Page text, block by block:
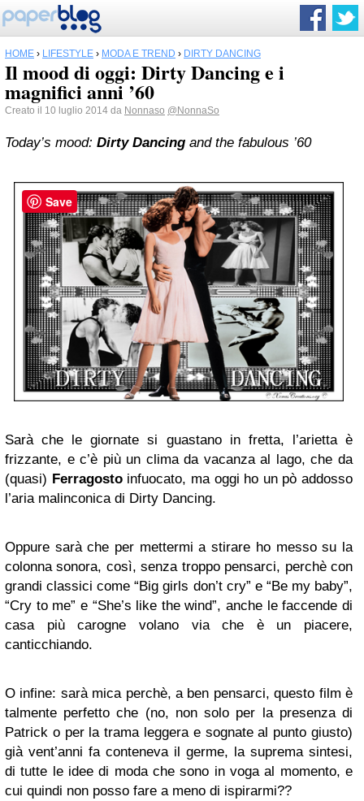
HOME › LIFESTYLE › MODA E TREND › DIRTY DANCING
Il mood di oggi: Dirty Dancing e i
magnifici anni ’60
Creato il 10 luglio 2014 da Nonnaso @NonnaSo
Today’s mood: Dirty Dancing and the fabulous ’60
Sarà che le giornate si guastano in fretta, l’arietta è
frizzante, e c’è più un clima da vacanza al lago, che da
(quasi) Ferragostoinfuocato, ma oggi ho un pò addosso
l’aria malinconica di Dirty Dancing.
Oppure sarà che per mettermi a stirare ho messo su la
colonna sonora, così, senza troppo pensarci, perchè con
grandi classici come “Big girls don’t cry” e “Be my baby”,
“Cry to me” e “She’s like the wind”, anche le faccende di
casa più carogne volano via che è un piacere,
canticchiando.
O infine: sarà mica perchè, a ben pensarci, questo film è
talmente perfetto che (no, non solo per la presenza di
Patrick o per la trama leggera e sognate al punto giusto)
già vent’anni fa conteneva il germe, la suprema sintesi,
di tutte le idee di moda che sono in voga al momento, e
cui quindi non posso fare a meno di ispirarmi??
Save